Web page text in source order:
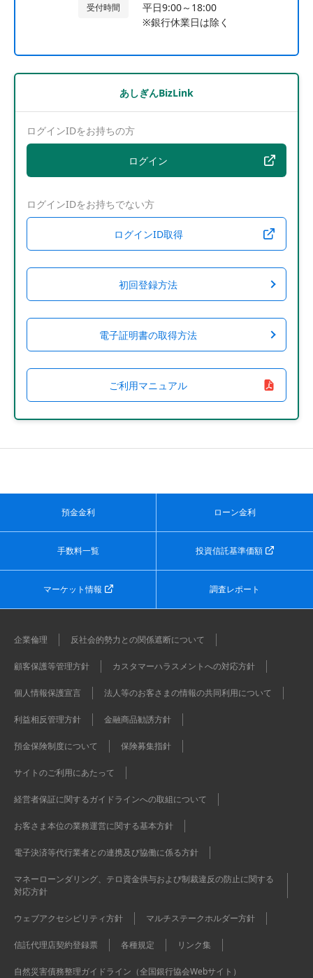
あしぎんBizLink
ログインIDをお持ちの方
ログイン
ログインIDをお持ちでない方
ログインID取得
初回登録方法
電子証明書の取得方法
ご利用マニュアル
受付時間
平日9:00～18:00
※銀行休業日は除く
預金金利 ローン金利
手数料一覧 投資信託基準価額
マーケット情報 調査レポート
企業倫理 反社会的勢力との関係遮断について
顧客保護等管理方針 カスタマーハラスメントへの対応方針
個人情報保護宣言 法人等のお客さまの情報の共同利用について
利益相反管理方針 金融商品勧誘方針
預金保険制度について 保険募集指針
サイトのご利用にあたって
経営者保証に関するガイドラインへの取組について
お客さま本位の業務運営に関する基本方針
電子決済等代行業者との連携及び協働に係る方針
マネーローンダリング、テロ資金供与および制裁違反の防止に関する
対応方針
ウェブアクセシビリティ方針 マルチステークホルダー方針
信託代理店契約登録票 各種規定 リンク集
自然災害債務整理ガイドライン（全国銀行協会Webサイト）